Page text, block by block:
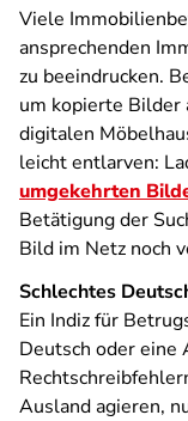
Viele
ansprechenden
zu beeindrucken.
um kopierte Bilder
digitalen
leicht entlarven:
umgekehrten
Betätigung der
Bild im Netz noch
Schlechtes
Ein Indiz für
Deutsch oder eine
Ausland agieren,